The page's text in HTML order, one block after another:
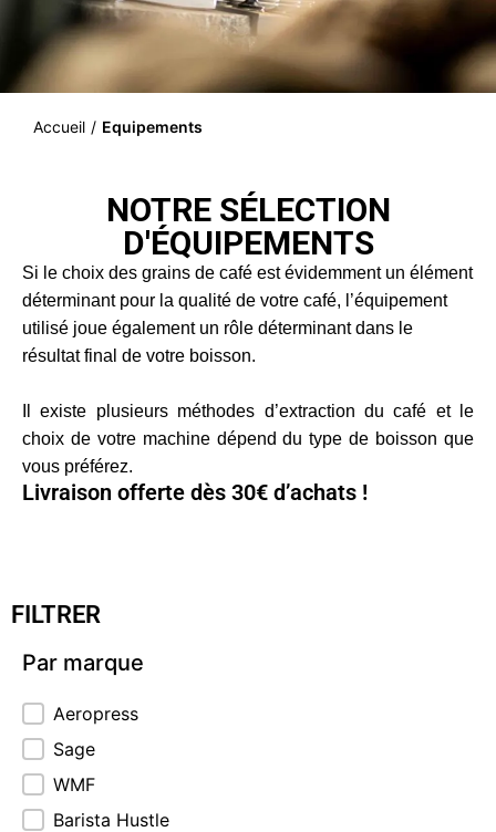
Accueil / Equipements
NOTRE SÉLECTION
D'ÉQUIPEMENTS
Si le choix des grains de café est évidemment un élément
déterminant pour la qualité de votre café, l’équipement
utilisé joue également un rôle déterminant dans le
résultat final de votre boisson.
Il existe plusieurs méthodes d’extraction du café et le
choix de votre machine dépend du type de boisson que
vous préférez.
Livraison offerte dès 30€ d’achats !
FILTRER
Par marque
Par marque
Aeropress
Sage
WMF
Barista Hustle